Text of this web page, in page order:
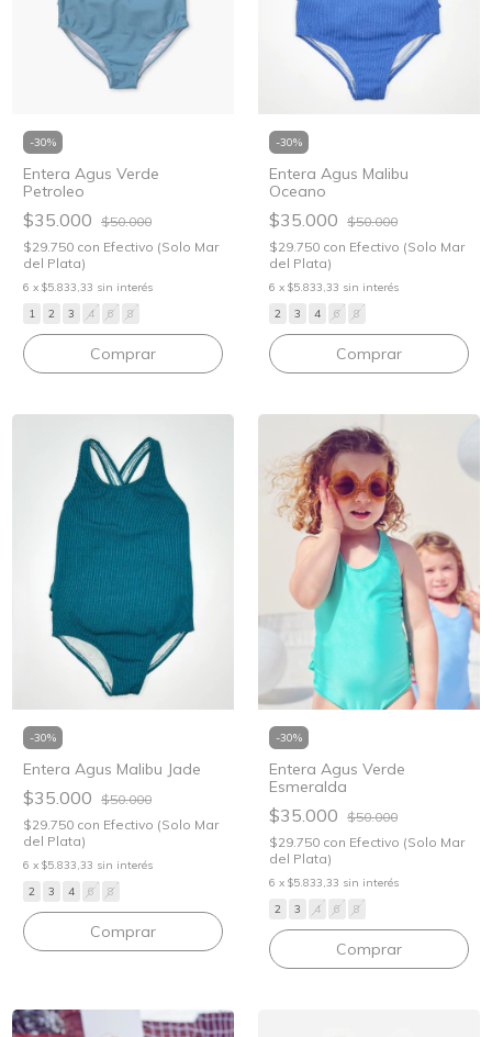
-30%
Entera Agus Verde
Petroleo
$35.000 $50.000
$29.750 con Efectivo (Solo Mar
del Plata)
6 x $5.833,33 sin interés
1
2 3 4 6 8
Comprar
-30%
Entera Agus Malibu
Oceano
$35.000 $50.000
$29.750 con Efectivo (Solo Mar
del Plata)
6 x $5.833,33 sin interés
2
3 4 6 8
Comprar
-30%
Entera Agus Malibu Jade
$35.000 $50.000
$29.750 con Efectivo (Solo Mar
del Plata)
6 x $5.833,33 sin interés
2
3 4 6 8
Comprar
-30%
Entera Agus Verde
Esmeralda
$35.000 $50.000
$29.750 con Efectivo (Solo Mar
del Plata)
6 x $5.833,33 sin interés
2
3 4 6 8
Comprar